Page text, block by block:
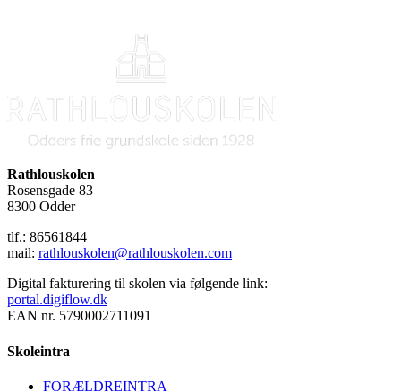
Rathlouskolen
Rosensgade 83
8300 Odder
tlf.: 86561844
mail: rathlouskolen@rathlouskolen.com
Digital fakturering til skolen via følgende link:
portal.digiflow.dk
EAN nr. 5790002711091
Skoleintra
FORÆLDREINTRA